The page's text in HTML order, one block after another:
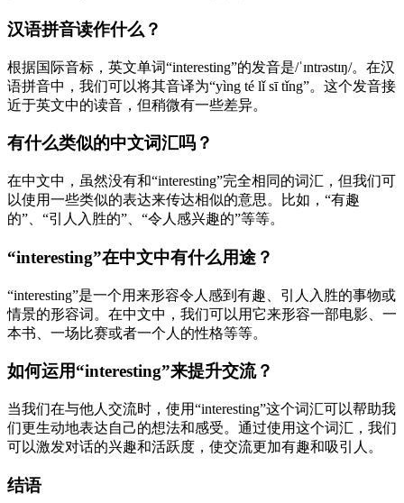
汉语拼音读作什么？
根据国际音标，英文单词“interesting”的发音是/ˈɪntrəstɪŋ/。在汉
语拼音中，我们可以将其音译为“yìng té lǐ sī tǐng”。这个发音接
近于英文中的读音，但稍微有一些差异。
有什么类似的中文词汇吗？
在中文中，虽然没有和“interesting”完全相同的词汇，但我们可
以使用一些类似的表达来传达相似的意思。比如，“有趣
的”、“引人入胜的”、“令人感兴趣的”等等。
“interesting”在中文中有什么用途？
“interesting”是一个用来形容令人感到有趣、引人入胜的事物或
情景的形容词。在中文中，我们可以用它来形容一部电影、一
本书、一场比赛或者一个人的性格等等。
如何运用“interesting”来提升交流？
当我们在与他人交流时，使用“interesting”这个词汇可以帮助我
们更生动地表达自己的想法和感受。通过使用这个词汇，我们
可以激发对话的兴趣和活跃度，使交流更加有趣和吸引人。
结语